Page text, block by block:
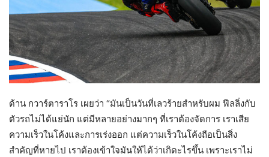
ด้าน กวาร์ตาราโร เผยว่า “มันเป็นวันที่เลวร้ายสำหรับผม ฟีลลิ่งกับ
ตัวรถไม่ได้แย่นัก แต่มีหลายอย่างมากๆ ที่เราต้องจัดการ เราเสีย
ความเร็วในโค้งและการเร่งออก แต่ความเร็วในโค้งถือเป็นสิ่ง
สำคัญที่หายไป เราต้องเข้าใจมันให้ได้ว่าเกิดะไรขึ้น เพราะเราไม่